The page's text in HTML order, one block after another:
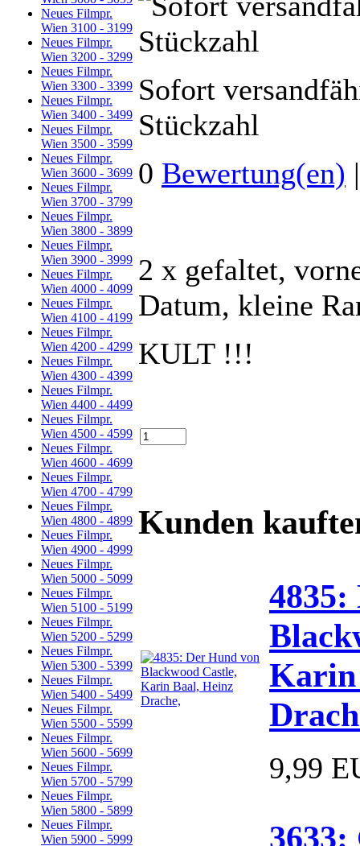
Neues Filmpr.
Wien 3100 - 3199
Neues Filmpr.
Wien 3200 - 3299
Neues Filmpr.
Wien 3300 - 3399
Neues Filmpr.
Wien 3400 - 3499
Neues Filmpr.
Wien 3500 - 3599
Neues Filmpr.
Wien 3600 - 3699
Neues Filmpr.
Wien 3700 - 3799
Neues Filmpr.
Wien 3800 - 3899
Neues Filmpr.
Wien 3900 - 3999
Neues Filmpr.
Wien 4000 - 4099
Neues Filmpr.
Wien 4100 - 4199
Neues Filmpr.
Wien 4200 - 4299
Neues Filmpr.
Wien 4300 - 4399
Neues Filmpr.
Wien 4400 - 4499
Neues Filmpr.
Wien 4500 - 4599
Neues Filmpr.
Wien 4600 - 4699
Neues Filmpr.
Wien 4700 - 4799
Neues Filmpr.
Wien 4800 - 4899
Neues Filmpr.
Wien 4900 - 4999
Neues Filmpr.
Wien 5000 - 5099
Neues Filmpr.
Wien 5100 - 5199
Neues Filmpr.
Wien 5200 - 5299
Neues Filmpr.
Wien 5300 - 5399
Neues Filmpr.
Wien 5400 - 5499
Neues Filmpr.
Wien 5500 - 5599
Neues Filmpr.
Wien 5600 - 5699
Neues Filmpr.
Wien 5700 - 5799
Neues Filmpr.
Wien 5800 - 5899
Neues Filmpr.
Wien 5900 - 5999
Sofort
Stückzahl
0 Bewertung(en)
2 x gefaltet,
Datum, kleine
KULT !!!
Kunden
4835:
Karin
9,99